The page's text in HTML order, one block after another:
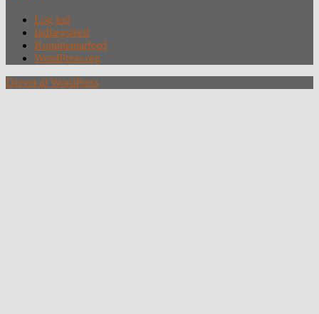
Log ind
Indlægsfeed
Kommentarfeed
WordPress.org
Drevet af WordPress